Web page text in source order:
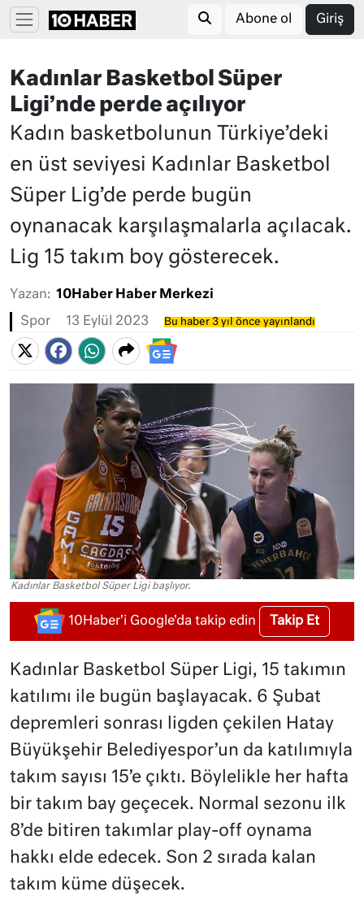
Abone ol Giriş
Kadınlar Basketbol Süper
Ligi’nde perde açılıyor
Kadın basketbolunun Türkiye’deki
en üst seviyesi Kadınlar Basketbol
Süper Lig’de perde bugün
oynanacak karşılaşmalarla açılacak.
Lig 15 takım boy gösterecek.
Yazan: 10Haber Haber Merkezi
Spor 13 Eylül 2023 Bu haber 3 yıl önce yayınlandı
Kadınlar Basketbol Süper Ligi başlıyor.
10Haber'i Google'da takip edin Takip Et
Kadınlar Basketbol Süper Ligi, 15 takımın
katılımı ile bugün başlayacak. 6 Şubat
depremleri sonrası ligden çekilen Hatay
Büyükşehir Belediyespor’un da katılımıyla
takım sayısı 15’e çıktı. Böylelikle her hafta
bir takım bay geçecek. Normal sezonu ilk
8’de bitiren takımlar play-off oynama
hakkı elde edecek. Son 2 sırada kalan
takım küme düşecek.